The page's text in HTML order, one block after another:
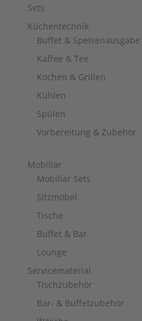
Sets
Küchentechnik
Buffet & Speisenausgabe
Kaffee & Tee
Kochen & Grillen
Kühlen
Spülen
Vorbereitung & Zubehör
Mobiliar
Mobiliar Sets
Sitzmöbel
Tische
Buffet & Bar
Lounge
Servicematerial
Tischzubehör
Bar- & Buffetzubehör